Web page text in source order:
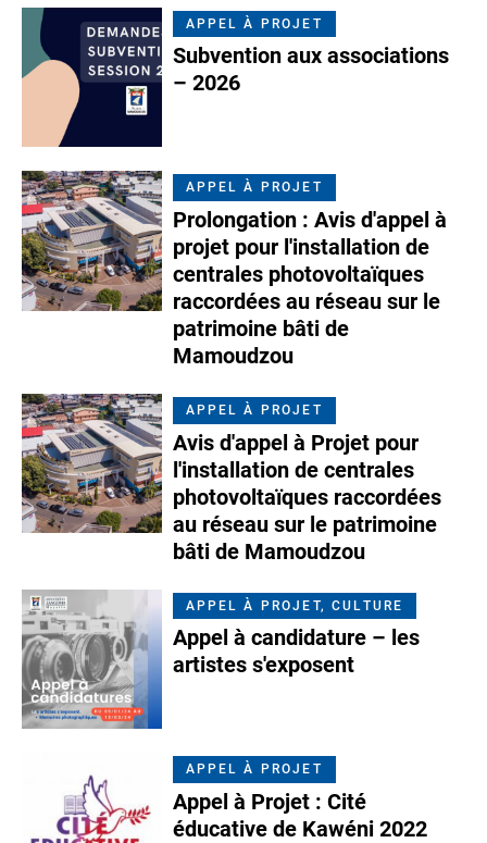
APPEL À PROJET
Subvention aux associations
– 2026
APPEL À PROJET
Prolongation : Avis d'appel à
projet pour l'installation de
centrales photovoltaïques
raccordées au réseau sur le
patrimoine bâti de
Mamoudzou
APPEL À PROJET
Avis d'appel à Projet pour
l'installation de centrales
photovoltaïques raccordées
au réseau sur le patrimoine
bâti de Mamoudzou
APPEL À PROJET, CULTURE
Appel à candidature – les
artistes s'exposent
APPEL À PROJET
Appel à Projet : Cité
éducative de Kawéni 2022